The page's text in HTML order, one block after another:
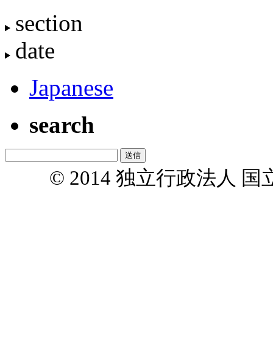
section
date
Japanese
search
© 2014 独立行政法人 国